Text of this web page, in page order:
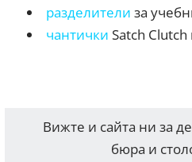
разделителиза
чантички Satch Clutch
Вижте и сайта ни за
бюра и